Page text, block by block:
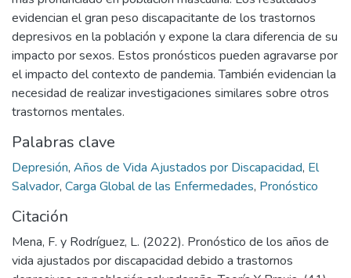
evidencian el gran peso discapacitante de los trastornos
depresivos en la población y expone la clara diferencia de su
impacto por sexos. Estos pronósticos pueden agravarse por
el impacto del contexto de pandemia. También evidencian la
necesidad de realizar investigaciones similares sobre otros
trastornos mentales.
Palabras clave
Depresión, Años de Vida Ajustados por Discapacidad, El
Salvador, Carga Global de las Enfermedades, Pronóstico
Citación
Mena, F. y Rodríguez, L. (2022). Pronóstico de los años de
vida ajustados por discapacidad debido a trastornos